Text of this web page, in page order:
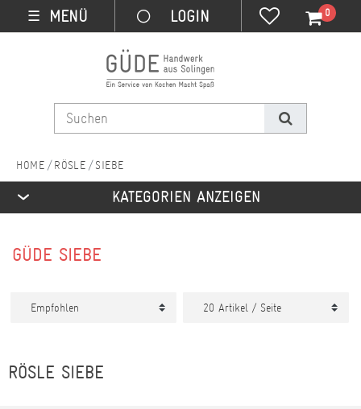
☰ MENÜ 0
RÖSLE SIEBE
KATEGORIEN ANZEIGEN
GÜDE SIEBE
RÖSLE SIEBE